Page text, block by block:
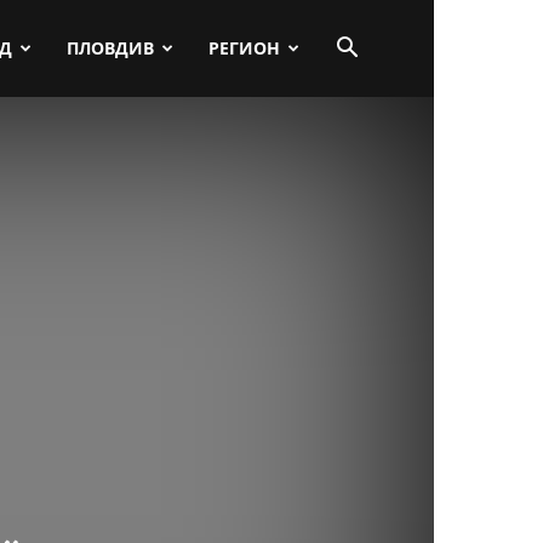
ПЛОВДИВ РЕГИОН